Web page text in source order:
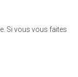
Si vous vous faites